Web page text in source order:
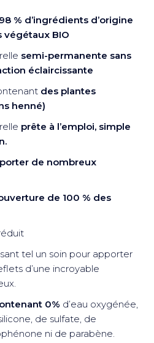
98 % d’ingrédients d’origine
végétaux BIO
semi-permanente sans
éclaircissante
des plantes
henné)
prête à l’emploi, simple
de nombreux
de 100 % des
tel un soin pour apporter
d’une incroyable
0% d’eau oxygénée,
de sulfate, de
ni de parabène.